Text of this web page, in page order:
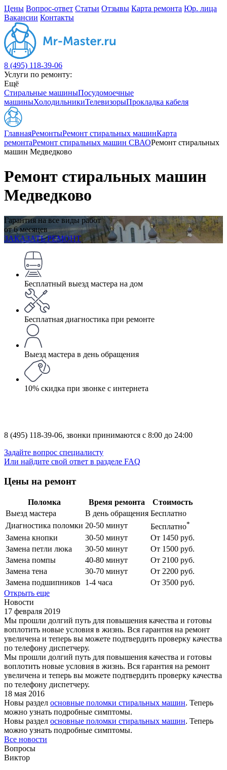
Цены Вопрос-ответ Статьи Отзывы Карта ремонта Юр. лица
Вакансии Контакты
8 (495) 118-39-06
Услуги по ремонту:
Ещё
Стиральные машиныПосудомоечные
машиныХолодильникиТелевизорыПрокладка кабеля
ГлавнаяРемонтыРемонт стиральных машинКарта
ремонтаРемонт стиральных машин СВАОРемонт стиральных
машин Медведково
Ремонт стиральных машин
Медведково
Гарантия на все виды работ
от 6 месяцев
ЗАКАЗАТЬ РЕМОНТ
Бесплатный выезд мастера на дом
Бесплатная диагностика при ремонте
Выезд мастера в день обращения
10% скидка при звонке с интернета
8 (495) 118-39-06, звонки принимаются с 8:00 до 24:00
Задайте вопрос специалисту
Или найдите свой ответ в разделе FAQ
Цены на ремонт
Поломка Время ремонта
Стоимость
Выезд мастера
В день обращения Бесплатно
Диагностика поломки 20-50 минут Бесплатно*
Замена кнопки 30-50 минут
От 1450 руб.
Замена петли люка
30-50 минут
От 1500 руб.
Замена помпы
40-80 минут
От 2100 руб.
Замена тена
30-70 минут
От 2200 руб.
Замена подшипников
1-4 часа
От 3500 руб.
Открыть еще
Новости
17 февраля 2019
Мы прошли долгий путь для повышения качества и готовы
воплотить новые условия в жизнь. Вся гарантия на ремонт
увеличена и теперь вы можете подтвердить проверку качества
по телефону диспетчеру.
Мы прошли долгий путь для повышения качества и готовы
воплотить новые условия в жизнь. Вся гарантия на ремонт
увеличена и теперь вы можете подтвердить проверку качества
по телефону диспетчеру.
18 мая 2016
Новы раздел основные поломки стиральных машин. Теперь
можно узнать подробные симптомы.
Новы раздел основные поломки стиральных машин. Теперь
можно узнать подробные симптомы.
Все новости
Вопросы
Виктор